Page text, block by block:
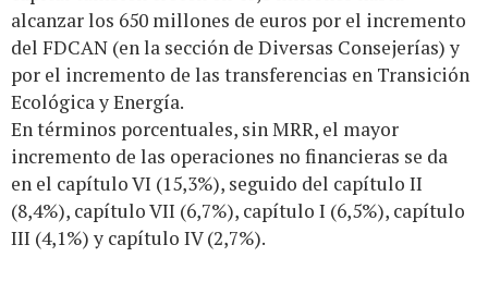
alcanzar los 650 millones de euros por el incremento
del FDCAN (en la sección de Diversas Consejerías) y
por el incremento de las transferencias en Transición
Ecológica y Energía.
En términos porcentuales, sin MRR, el mayor
incremento de las operaciones no financieras se da
en el capítulo VI (15,3%), seguido del capítulo II
(8,4%), capítulo VII (6,7%), capítulo I (6,5%), capítulo
III (4,1%) y capítulo IV (2,7%).